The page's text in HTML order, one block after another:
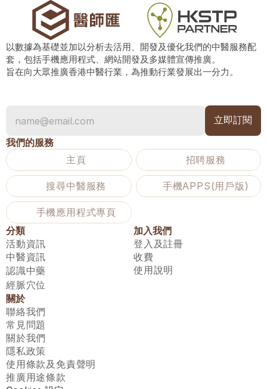
以數據為基礎並加以分析去活用、開發及優化我們的中醫服務配
套，包括手機應用程式、網站開發及多媒體宣傳推廣。
旨在向大眾推廣香港中醫行業，為推動行業發展出一分力。
我們的服務
主頁
招聘服務
搜尋中醫服務 手機APPS(用戶版)
手機應用程式專頁
分類
活動資訊
中醫資訊
認識中藥
經脈穴位
加入我們
登入及註冊
收費
使用說明
關於
聯絡我們
常見問題
關於我們
隱私政策
使用條款及免責聲明
推廣用途條款